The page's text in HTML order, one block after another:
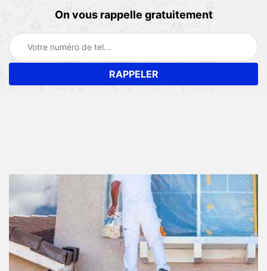
On vous rappelle gratuitement